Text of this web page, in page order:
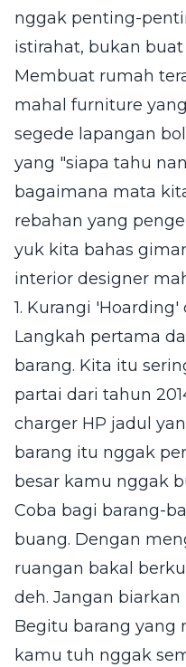
nggak penting-
istirahat, bukan
Membuat rumah
mahal furniture
segede lapangan
yang "siapa tahu
bagaimana mata
rebahan yang
yuk kita bahas
interior designer
1. Kurangi
Langkah pertama
barang. Kita itu
partai dari tahun
charger HP jadul
barang itu nggak
besar kamu nggak
Coba bagi barang-
buang. Dengan
ruangan bakal
deh. Jangan
Begitu barang yang
kamu tuh nggak